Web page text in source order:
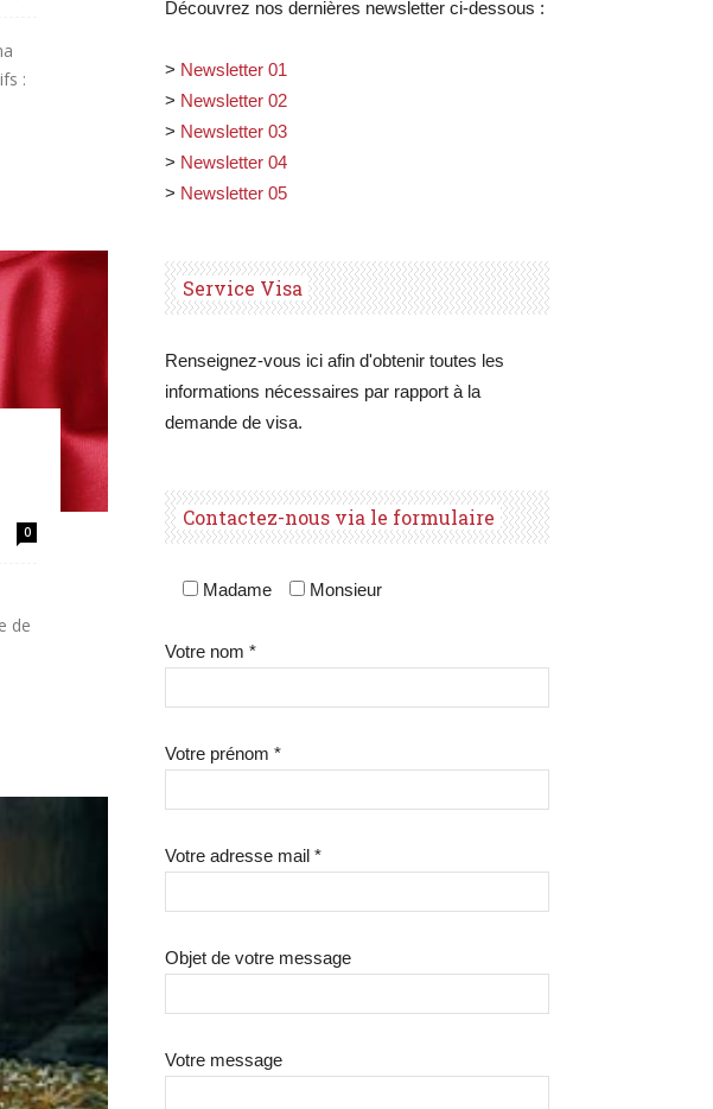
:
0
de
Découvrez nos dernières newsletter ci-dessous :
> Newsletter 01
> Newsletter 02
> Newsletter 03
> Newsletter 04
> Newsletter 05
Service Visa
Renseignez-vous ici afin d'obtenir toutes les
informations nécessaires par rapport à la
demande de visa.
Contactez-nous via le formulaire
Madame Monsieur
Votre nom *
Votre prénom *
Votre adresse mail *
Objet de votre message
Votre message